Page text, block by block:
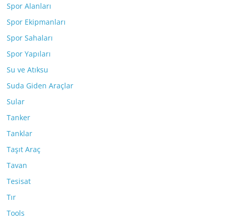
Spor Alanları
Spor Ekipmanları
Spor Sahaları
Spor Yapıları
Su ve Atıksu
Suda Giden Araçlar
Sular
Tanker
Tanklar
Taşıt Araç
Tavan
Tesisat
Tır
Tools